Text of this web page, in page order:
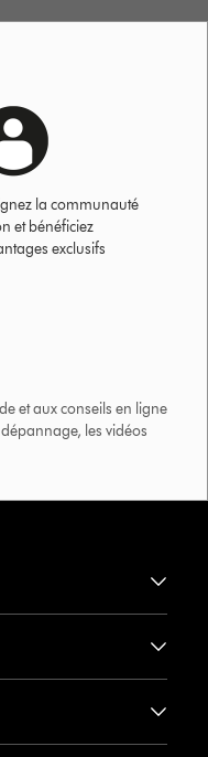
la communauté
et bénéficiez
exclusifs
et aux conseils en ligne
les vidéos